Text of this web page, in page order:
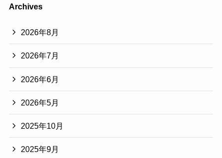
Archives
2026年8月
2026年7月
2026年6月
2026年5月
2025年10月
2025年9月